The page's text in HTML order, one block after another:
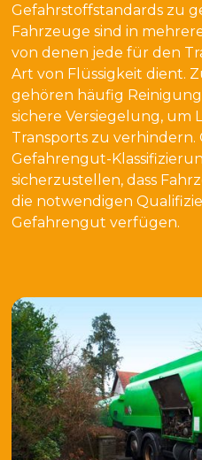
Gefahrstoffstandards zu
Fahrzeuge sind in
von denen jede für den
Art von Flüssigkeit dient.
gehören häufig
sichere Versiegelung, um
Transports zu verhindern.
Gefahrengut-
sicherzustellen, dass
die notwendigen
Gefahrengut verfügen.